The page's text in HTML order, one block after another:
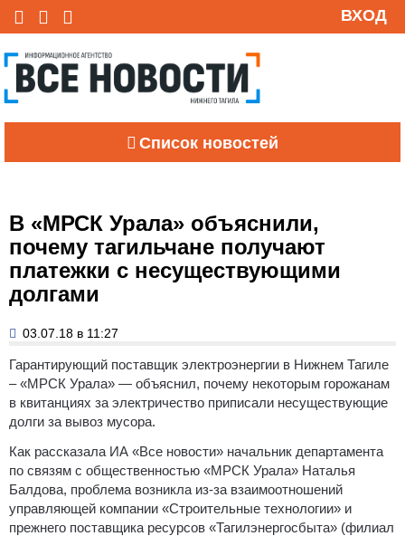
ВХОД
Список новостей
В «МРСК Урала» объяснили,
почему тагильчане получают
платежки с несуществующими
долгами
03.07.18 в 11:27
Гарантирующий поставщик электроэнергии в Нижнем Тагиле
– «МРСК Урала» — объяснил, почему некоторым горожанам
в квитанциях за электричество приписали несуществующие
долги за вывоз мусора.
Как рассказала ИА «Все новости» начальник департамента
по связям с общественностью «МРСК Урала» Наталья
Балдова, проблема возникла из-за взаимоотношений
управляющей компании «Строительные технологии» и
прежнего поставщика ресурсов «Тагилэнергосбыта» (филиал